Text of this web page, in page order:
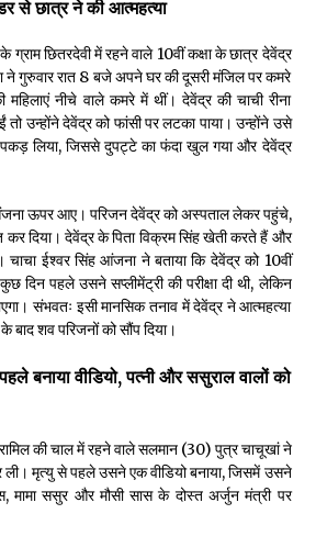
थैली की आड़ में पुजारी की जेब से 80 हजार रुपये का मोबाइल पार
ago
की सवारी मार्ग का हो रहा कायाकल्प, भव्य वॉल पेंटिंग और चौड़ी
से निखरेगी अवंतिका की अलौकिक छटा
मंदिर क्षेत्र के आश्रम में हड़कंप, महामंडलेश्वर ज्ञानदास पर दुष्कर्म
गिरफ्तारी के लिए पुलिस की दबिश
ago
ago
से छात्र ने की आत्महत्या
ग्राम छितरदेवी में रहने वाले 10वीं कक्षा के छात्र देवेंद्र
गुरुवार रात 8 बजे अपने घर की दूसरी मंजिल पर कमरे
महिलाएं नीचे वाले कमरे में थीं। देवेंद्र की चाची रीना
उन्होंने देवेंद्र को फांसी पर लटका पाया। उन्होंने उसे
लिया, जिससे दुपट्टे का फंदा खुल गया और देवेंद्र
ऊपर आए। परिजन देवेंद्र को अस्पताल लेकर पहुंचे,
कर दिया। देवेंद्र के पिता विक्रम सिंह खेती करते हैं और
ईश्वर सिंह आंजना ने बताया कि देवेंद्र को 10वीं
दिन पहले उसने सप्लीमेंट्री की परीक्षा दी थी, लेकिन
संभवतः इसी मानसिक तनाव में देवेंद्र ने आत्महत्या
बाद शव परिजनों को सौंप दिया।
बनाया वीडियो, पत्नी और ससुराल वालों को
की चाल में रहने वाले सलमान (30) पुत्र चाचूखां ने
मृत्यु से पहले उसने एक वीडियो बनाया, जिसमें उसने
मामा ससुर और मौसी सास के दोस्त अर्जुन मंत्री पर